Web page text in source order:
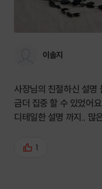
이솔지
사장님의 친절하신 설명
금더 집중 할 수 있었어
디테일한 설명 까지.. 많은 지식 얻어
봐주시고 만족할때까지
1